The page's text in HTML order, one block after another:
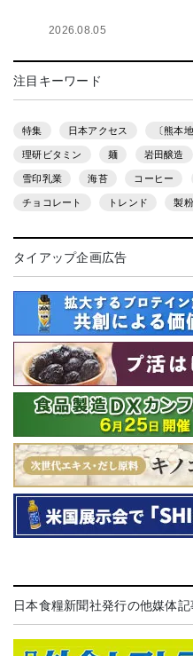
2026.08.05
注目キーワード
特集 日本アクセス 〔熊本
理研ビタミン 麺 岩田醸造
雪印乳業 海苔 コーヒー
チョコレート トレンド 製
タイアップ企画広告
日本食糧新聞社発行の他媒体記